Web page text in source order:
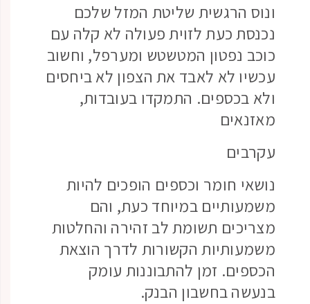
ונוס הרגשית שליטת המזל שלכם
נכנסת כעת לזוית פעולה לא קלה עם
כוכב נפטון המטשטש ומערפל, וחשוב
עכשיו לא לאבד את הצפון לא ביחסים
ולא בכספים. התמקדו בעובדות,
מאזנאים
עקרבים
נושאי חומר וכספים הופכים להיות
משמעותיים במיוחד כעת, והם
מצריכים תשומת לב זהירה והחלטות
משמעותיות הקשורות לדרך הוצאת
הכספים. זמן להתבוננות עומק
בנעשה בחשבון הבנק.